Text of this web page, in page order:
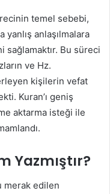
temel sebebi,
anlaşılmalara
sağlamaktır. Bu süreci
ve Hz.
kişilerin vefat
Kuran’ı geniş
aktarma isteği ile
Yazmıştır?
merak edilen